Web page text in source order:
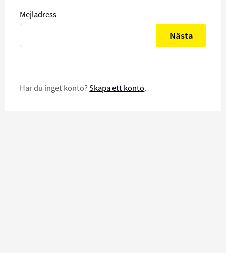
Mejladress
Nästa
Har du inget konto? Skapa ett konto.